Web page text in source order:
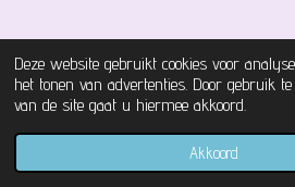
Deze website gebruikt cookies voor
het tonen van advertenties. Door gebruik
van de site gaat u hiermee akkoord.
Akkoord